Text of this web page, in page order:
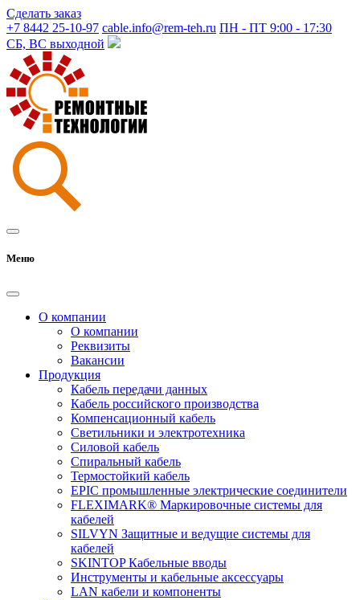
Сделать заказ
+7 8442 25-10-97 cable.info@rem-teh.ru ПН - ПТ 9:00 - 17:30
СБ, ВС выходной
Меню
О компании
О компании
Реквизиты
Вакансии
Продукция
Кабель передачи данных
Кабель российского производства
Компенсационный кабель
Светильники и электротехника
Силовой кабель
Спиральный кабель
Термостойкий кабель
EPIC промышленные электрические соединители
FLEXIMARK® Маркировочные системы для
кабелей
SILVYN Защитные и ведущие системы для
кабелей
SKINTOP Кабельные вводы
Инструменты и кабельные аксессуары
LAN кабели и компоненты